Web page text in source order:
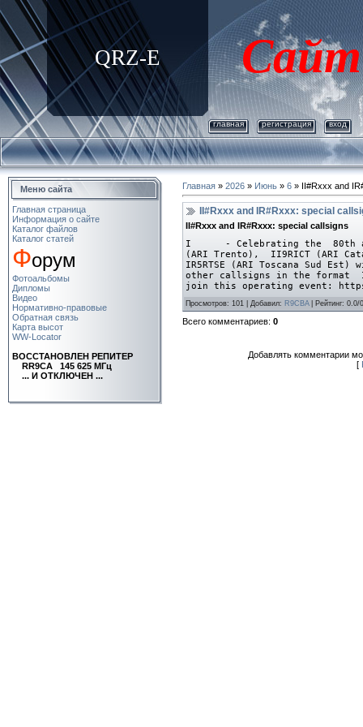
QRZ-E
главная регистрация вход
Меню сайта
Главная страница
Информация о сайте
Каталог файлов
Каталог статей
Форум
Фотоальбомы
Дипломы
Видео
Нормативно-правовые
Обратная связь
Карта высот
WW-Locator
ВОСCТАНОВЛЕН РЕПИТЕР
RR9CA 145 625 МГц
... И ОТКЛЮЧЕН ...
Главная » 2026 » Июнь » 6 » II#Rxxx and
II#Rxxx and IR#Rxxx: special
II#Rxxx and IR#Rxxx: special callsigns
I - Celebrating the 80th
(ARI Trento), II9RICT (ARI
IR5RTSE (ARI Toscana Sud
other callsigns in the format
join this operating event:
Просмотров: 101 | Добавил: R9CBA| Рейтинг: 0.0/0
Всего комментариев: 0
Добавлять комментарии
[